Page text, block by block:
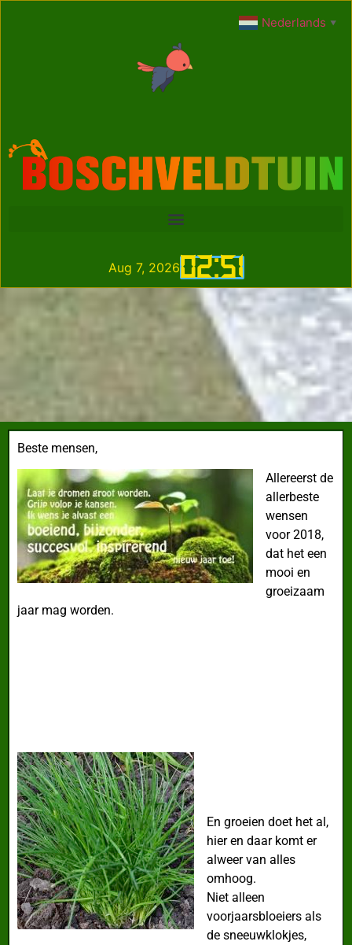
02:51
Aug 7, 2026
Beste mensen,
Allereerst de
allerbeste
wensen
voor 2018,
dat het een
mooi en
groeizaam
jaar mag worden.
En groeien doet het al,
hier en daar komt er
alweer van alles
omhoog.
Niet alleen
voorjaarsbloeiers als
de sneeuwklokjes,
Nederlands ▼